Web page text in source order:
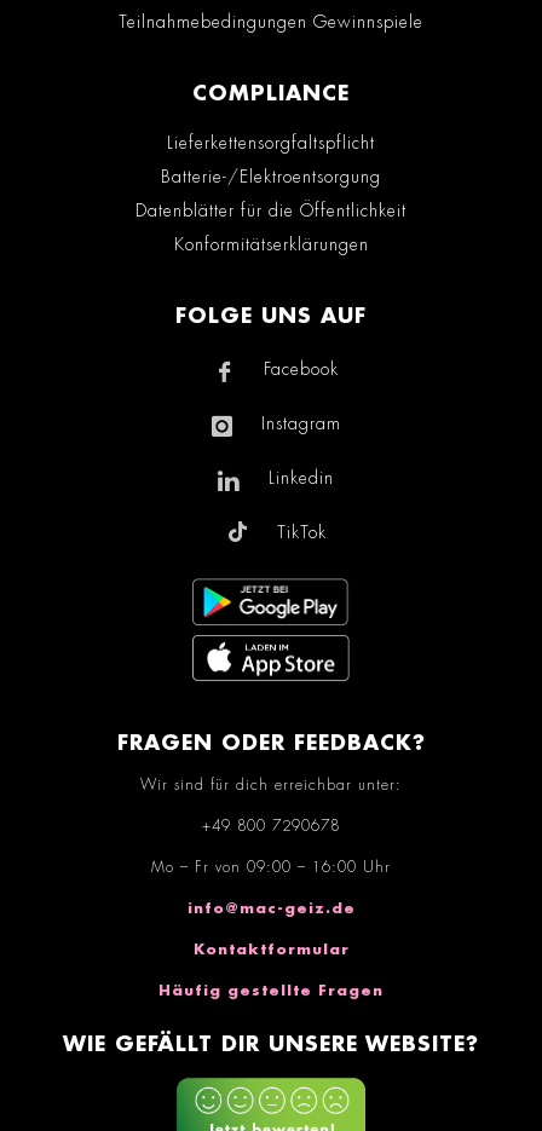
Teilnahmebedingungen Gewinnspiele
COMPLIANCE
Lieferkettensorgfaltspflicht
Batterie-/Elektroentsorgung
Datenblätter für die Öffentlichkeit
Konformitätserklärungen
FOLGE UNS AUF
Facebook
Instagram
Linkedin
TikTok
FRAGEN ODER FEEDBACK?
Wir sind für dich erreichbar unter:
+49 800 7290678
Mo – Fr von 09:00 – 16:00 Uhr
info@mac-geiz.de
Kontaktformular
Häufig gestellte Fragen
WIE GEFÄLLT DIR UNSERE WEBSITE?